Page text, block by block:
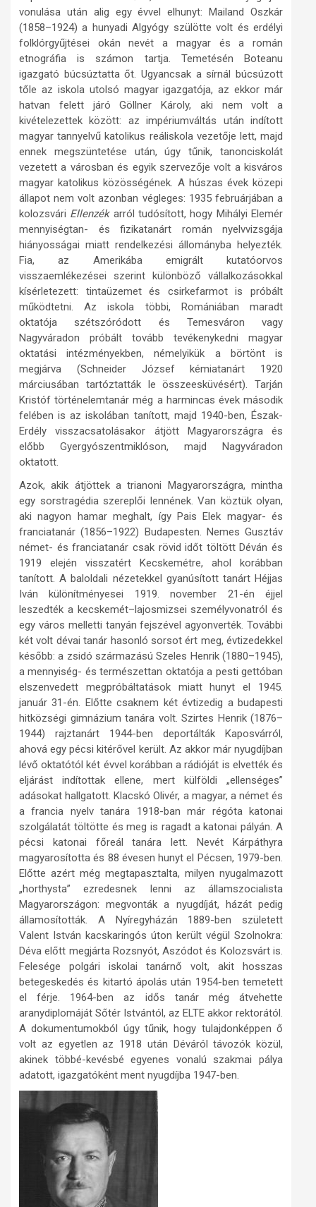
vonulása után alig egy évvel elhunyt: Mailand Oszkár
(1858–1924) a hunyadi Algyógy szülötte volt és erdélyi
folklórgyűjtései okán nevét a magyar és a román
etnográfia is számon tartja. Temetésén Boteanu
igazgató búcsúztatta őt. Ugyancsak a sírnál búcsúzott
tőle az iskola utolsó magyar igazgatója, az ekkor már
hatvan felett járó Göllner Károly, aki nem volt a
kivételezettek között: az impériumváltás után indított
magyar tannyelvű katolikus reáliskola vezetője lett, majd
ennek megszüntetése után, úgy tűnik, tanonciskolát
vezetett a városban és egyik szervezője volt a kisváros
magyar katolikus közösségének. A húszas évek közepi
állapot nem volt azonban végleges: 1935 februárjában a
kolozsvári Ellenzékarról tudósított, hogy Mihályi Elemér
mennyiségtan- és fizikatanárt román nyelvvizsgája
hiányosságai miatt rendelkezési állományba helyezték.
Fia, az Amerikába emigrált kutatóorvos
visszaemlékezései szerint különböző vállalkozásokkal
kísérletezett: tintaüzemet és csirkefarmot is próbált
működtetni. Az iskola többi, Romániában maradt
oktatója szétszóródott és Temesváron vagy
Nagyváradon próbált tovább tevékenykedni magyar
oktatási intézményekben, némelyikük a börtönt is
megjárva (Schneider József kémiatanárt 1920
márciusában tartóztatták le összeesküvésért). Tarján
Kristóf történelemtanár még a harmincas évek második
felében is az iskolában tanított, majd 1940-ben, Észak-
Erdély visszacsatolásakor átjött Magyarországra és
előbb Gyergyószentmiklóson, majd Nagyváradon
oktatott.
Azok, akik átjöttek a trianoni Magyarországra, mintha
egy sorstragédia szereplői lennének. Van köztük olyan,
aki nagyon hamar meghalt, így Pais Elek magyar- és
franciatanár (1856–1922) Budapesten. Nemes Gusztáv
német- és franciatanár csak rövid időt töltött Déván és
1919 elején visszatért Kecskemétre, ahol korábban
tanított. A baloldali nézetekkel gyanúsított tanárt Héjjas
Iván különítményesei 1919. november 21-én éjjel
leszedték a kecskemét–lajosmizsei személyvonatról és
egy város melletti tanyán fejszével agyonverték. További
két volt dévai tanár hasonló sorsot ért meg, évtizedekkel
később: a zsidó származású Szeles Henrik (1880–1945),
a mennyiség- és természettan oktatója a pesti gettóban
elszenvedett megpróbáltatások miatt hunyt el 1945.
január 31-én. Előtte csaknem két évtizedig a budapesti
hitközségi gimnázium tanára volt. Szirtes Henrik (1876–
1944) rajztanárt 1944-ben deportálták Kaposvárról,
ahová egy pécsi kitérővel került. Az akkor már nyugdíjban
lévő oktatótól két évvel korábban a rádióját is elvették és
eljárást indítottak ellene, mert külföldi „ellenséges”
adásokat hallgatott. Klacskó Olivér, a magyar, a német és
a francia nyelv tanára 1918-ban már régóta katonai
szolgálatát töltötte és meg is ragadt a katonai pályán. A
pécsi katonai főreál tanára lett. Nevét Kárpáthyra
magyarosította és 88 évesen hunyt el Pécsen, 1979-ben.
Előtte azért még megtapasztalta, milyen nyugalmazott
„horthysta” ezredesnek lenni az államszocialista
Magyarországon: megvonták a nyugdíját, házát pedig
államosították. A Nyíregyházán 1889-ben született
Valent István kacskaringós úton került végül Szolnokra:
Déva előtt megjárta Rozsnyót, Aszódot és Kolozsvárt is.
Felesége polgári iskolai tanárnő volt, akit hosszas
betegeskedés és kitartó ápolás után 1954-ben temetett
el férje. 1964-ben az idős tanár még átvehette
aranydiplomáját Sőtér Istvántól, az ELTE akkor rektorától.
A dokumentumokból úgy tűnik, hogy tulajdonképpen ő
volt az egyetlen az 1918 után Déváról távozók közül,
akinek többé-kevésbé egyenes vonalú szakmai pálya
adatott, igazgatóként ment nyugdíjba 1947-ben.